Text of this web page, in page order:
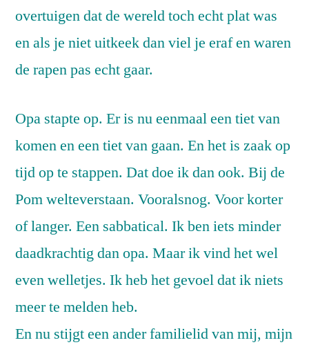
overtuigen dat de wereld toch echt plat was
en als je niet uitkeek dan viel je eraf en waren
de rapen pas echt gaar.
Opa stapte op. Er is nu eenmaal een tiet van
komen en een tiet van gaan. En het is zaak op
tijd op te stappen. Dat doe ik dan ook. Bij de
Pom welteverstaan. Vooralsnog. Voor korter
of langer. Een sabbatical. Ik ben iets minder
daadkrachtig dan opa. Maar ik vind het wel
even welletjes. Ik heb het gevoel dat ik niets
meer te melden heb.
En nu stijgt een ander familielid van mij, mijn